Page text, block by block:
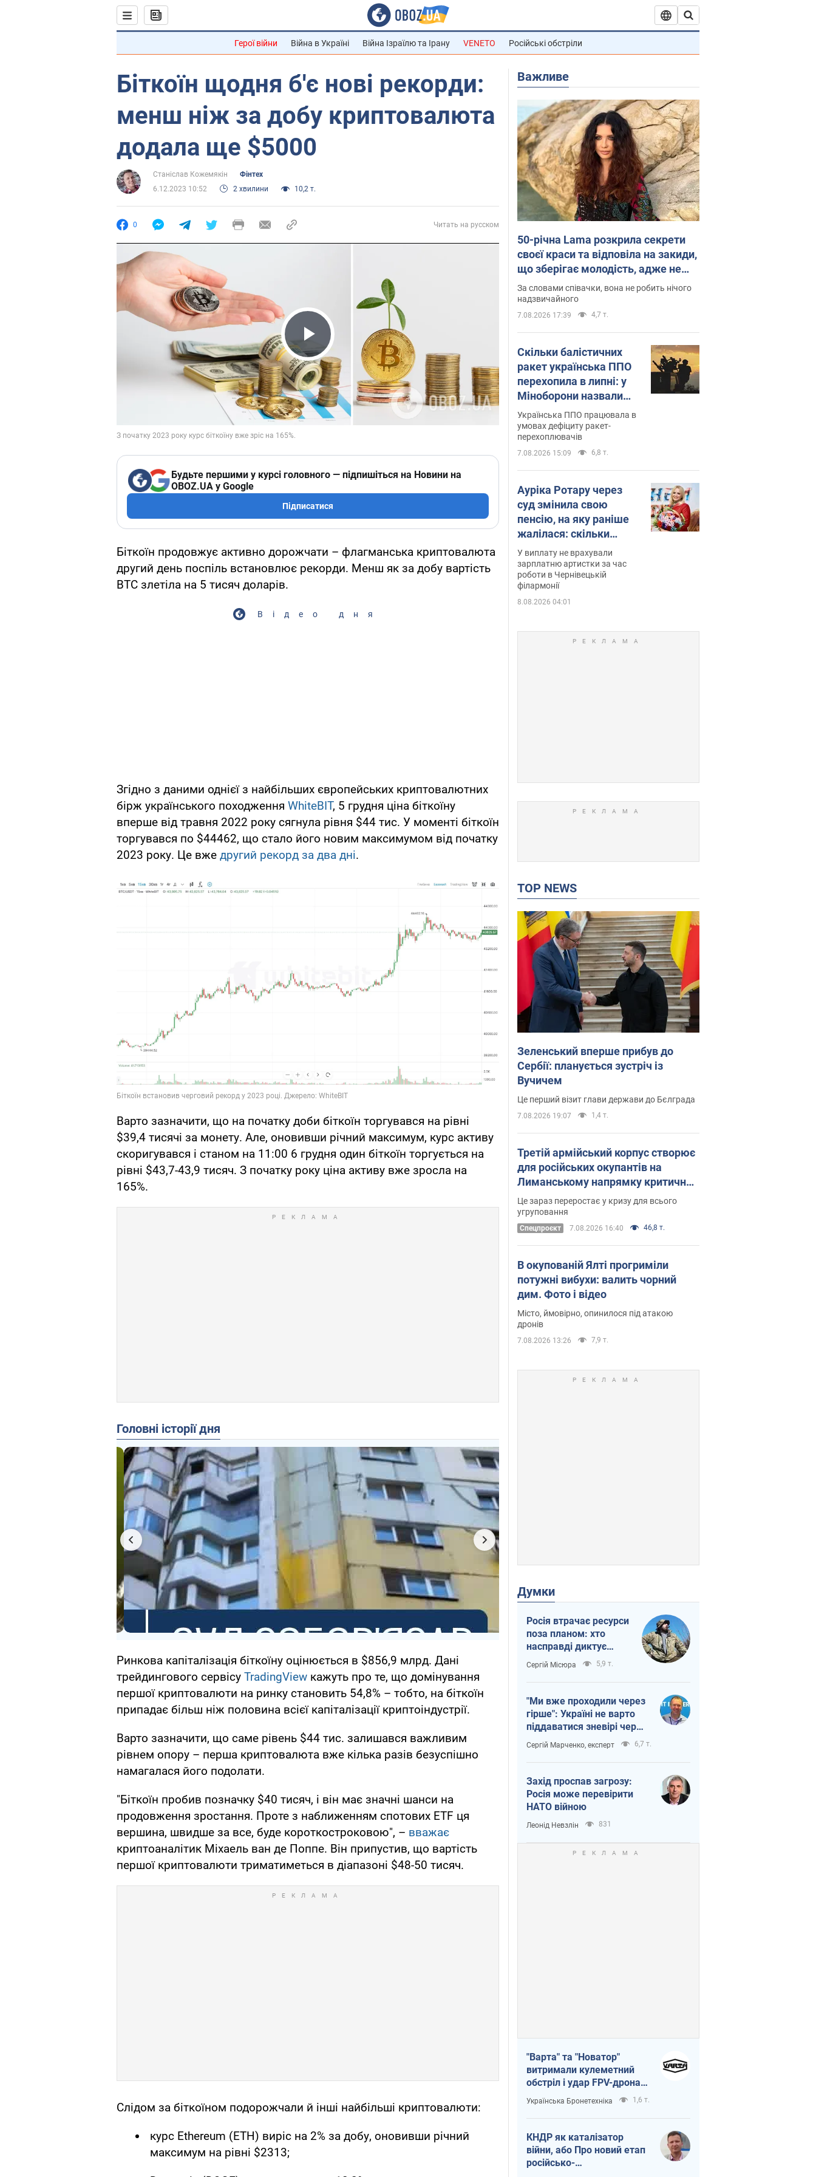
Герої війни Війна в Україні Війна Ізраїлю та Ірану VENETO Російські обстріли
Біткоїн щодня б'є нові рекорди:
менш ніж за добу криптовалюта
додала ще $5000
Станіслав Кожемякін
Фінтех
6.12.2023 10:52
2 хвилини 10,2 т.
0 Читать на русском
Play Video
Будьте першими у курсі головного — підпишіться на Новини на
OBOZ.UA у Google
Підписатися
Біткоїн продовжує активно дорожчати – флагманська криптовалюта
другий день поспіль встановлює рекорди. Менш як за добу вартість
BTC злетіла на 5 тисяч доларів.
Відео дня
Згідно з даними однієї з найбільших європейських криптовалютних
бірж українського походження WhiteBIT, 5 грудня ціна біткоїну
вперше від травня 2022 року сягнула рівня $44 тис. У моменті біткоїн
торгувався по $44462, що стало його новим максимумом від початку
2023 року. Це вже другий рекорд за два дні.
Варто зазначити, що на початку доби біткоїн торгувався на рівні
$39,4 тисячі за монету. Але, оновивши річний максимум, курс активу
скоригувався і станом на 11:00 6 грудня один біткоїн торгується на
рівні $43,7-43,9 тисяч. З початку року ціна активу вже зросла на
165%.
Головні історії дня
Ринкова капіталізація біткоїну оцінюється в $856,9 млрд. Дані
трейдингового сервісу TradingView кажуть про те, що домінування
першої криптовалюти на ринку становить 54,8% – тобто, на біткоїн
припадає більш ніж половина всієї капіталізації криптоіндустрії.
Варто зазначити, що саме рівень $44 тис. залишався важливим
рівнем опору – перша криптовалюта вже кілька разів безуспішно
намагалася його подолати.
"Біткоїн пробив позначку $40 тисяч, і він має значні шанси на
продовження зростання. Проте з наближенням спотових ETF ця
вершина, швидше за все, буде короткостроковою", – вважає
криптоаналітик Міхаель ван де Поппе. Він припустив, що вартість
першої криптовалюти триматиметься в діапазоні $48-50 тисяч.
Слідом за біткоїном подорожчали й інші найбільші криптовалюти:
курс Ethereum (ETH) виріс на 2% за добу, оновивши річний
максимум на рівні $2313;
Важливе
50-річна Lama розкрила секрети
своєї краси та відповіла на закиди,
що зберігає молодість, адже не
має дітей
За словами співачки, вона не робить нічого
надзвичайного
7.08.2026 17:39 4,7 т.
Скільки балістичних
ракет українська ППО
перехопила в липні: у
Міноборони назвали
цифру
Українська ППО працювала в
умовах дефіциту ракет-
перехоплювачів
7.08.2026 15:09 6,8 т.
Ауріка Ротару через
суд змінила свою
пенсію, на яку раніше
жалілася: скільки
отримувала співачка
У виплату не врахували
зарплатню артистки за час
роботи в Чернівецькій
філармонії
8.08.2026 04:01
TOP NEWS
Зеленський вперше прибув до
Сербії: планується зустріч із
Вучичем
Це перший візит глави держави до Бєлграда
7.08.2026 19:07 1,4 т.
Третій армійський корпус створює
для російських окупантів на
Лиманському напрямку критичний
дискомфорт: як це вдалося
Це зараз переростає у кризу для всього
угруповання
Cпецпроєкт 7.08.2026 16:40 46,8 т.
В окупованій Ялті прогриміли
потужні вибухи: валить чорний
дим. Фото і відео
Місто, ймовірно, опинилося під атакою
дронів
7.08.2026 13:26 7,9 т.
Думки
Росія втрачає ресурси
поза планом: хто
насправді диктує
темп війни
Сергій Місюра 5,9 т.
"Ми вже проходили через
гірше": Україні не варто
піддаватися зневірі через
ракетний терор
Сергій Марченко, експерт 6,7 т.
Захід проспав загрозу:
Росія може перевірити
НАТО війною
Леонід Невзлін 831
"Варта" та "Новатор"
витримали кулеметний
обстріл і удар FPV-дрона,
врятувавши життя
офіцеру ЗСУ
Українська Бронетехніка 1,6 т.
КНДР як каталізатор
війни, або Про новий етап
російсько-